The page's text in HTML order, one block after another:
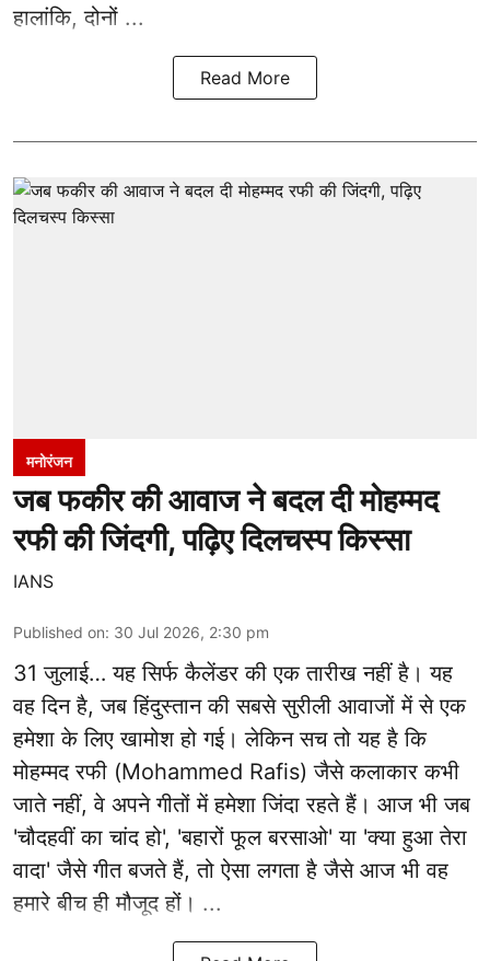
हालांकि, दोनों ...
Read More
मनोरंजन
जब फकीर की आवाज ने बदल दी मोहम्मद
रफी की जिंदगी, पढ़िए दिलचस्प किस्सा
IANS
Published on: 30 Jul 2026, 2:30 pm
31 जुलाई… यह सिर्फ कैलेंडर की एक तारीख नहीं है। यह
वह दिन है, जब हिंदुस्तान की सबसे सुरीली आवाजों में से एक
हमेशा के लिए खामोश हो गई। लेकिन सच तो यह है कि
मोहम्मद रफी (Mohammed Rafis) जैसे कलाकार कभी
जाते नहीं, वे अपने गीतों में हमेशा जिंदा रहते हैं। आज भी जब
'चौदहवीं का चांद हो', 'बहारों फूल बरसाओ' या 'क्या हुआ तेरा
वादा' जैसे गीत बजते हैं, तो ऐसा लगता है जैसे आज भी वह
हमारे बीच ही मौजूद हों। ...